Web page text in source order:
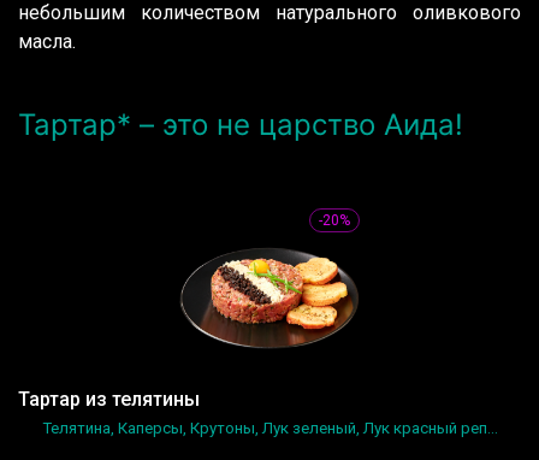
небольшим количеством натурального оливкового
масла.
Тартар* – это не царство Аида!
-20%
Тартар из телятины
Телятина, Каперсы, Крутоны, Лук зеленый, Лук красный реп...